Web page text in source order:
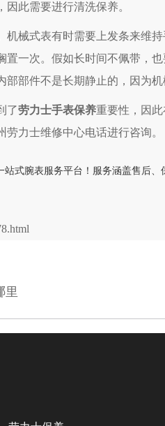
此需要进行清洗保养。
械式表有时需要上发条来维持
置一次。假如长时间不佩带，
部件不是长期静止的，因为机
了劳力士手表保养重要性，因
力士维修中心电话进行咨询。
里